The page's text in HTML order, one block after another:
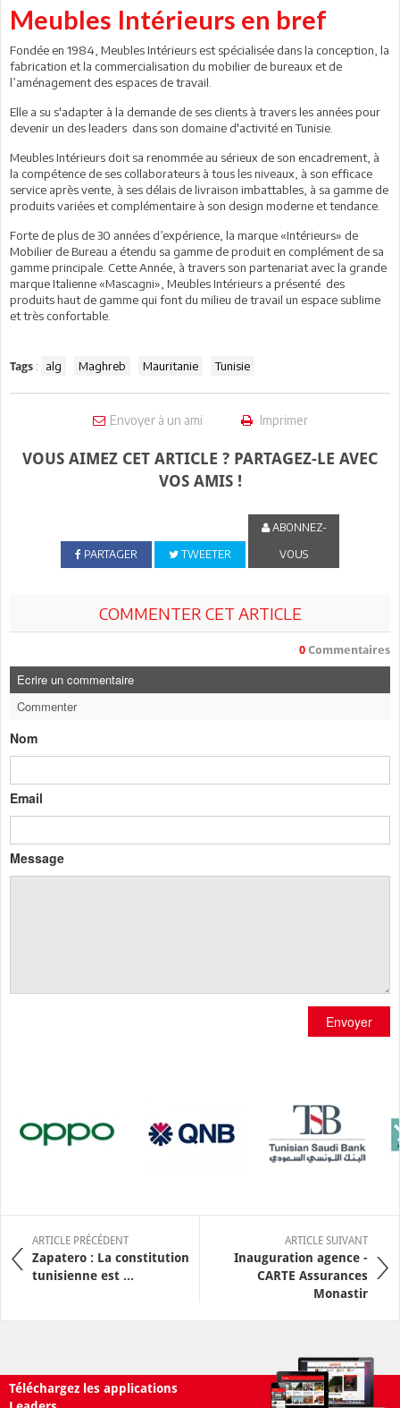
Meubles Intérieurs en bref
Fondée en 1984, Meubles Intérieurs est spécialisée dans la conception, la
fabrication et la commercialisation du mobilier de bureaux et de
l’aménagement des espaces de travail.
Elle a su s'adapter à la demande de ses clients à travers les années pour
devenir un des leaders dans son domaine d'activité en Tunisie.
Meubles Intérieurs doit sa renommée au sérieux de son encadrement, à
la compétence de ses collaborateurs à tous les niveaux, à son efficace
service après vente, à ses délais de livraison imbattables, à sa gamme de
produits variées et complémentaire à son design moderne et tendance.
Forte de plus de 30 années d’expérience, la marque «Intérieurs» de
Mobilier de Bureau a étendu sa gamme de produit en complément de sa
gamme principale. Cette Année, à travers son partenariat avec la grande
marque Italienne «Mascagni», Meubles Intérieurs a présenté des
produits haut de gamme qui font du milieu de travail un espace sublime
et très confortable.
Tags : alg Maghreb Mauritanie Tunisie
Envoyer à un ami Imprimer
VOUS AIMEZ CET ARTICLE ? PARTAGEZ-LE AVEC
VOS AMIS !
PARTAGER TWEETER
ABONNEZ-
VOUS
COMMENTER CET ARTICLE
0 Commentaires
Ecrire un commentaire
Commenter
Nom
Email
Message
Envoyer
ARTICLE PRÉCÉDENT
Zapatero : La constitution
tunisienne est ...
ARTICLE SUIVANT
Inauguration agence -
CARTE Assurances
Monastir
Téléchargez les applications